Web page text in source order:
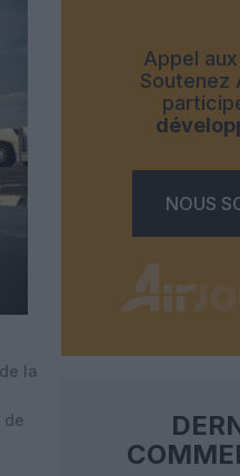
la
de
Appel
Soutenez
NOUS